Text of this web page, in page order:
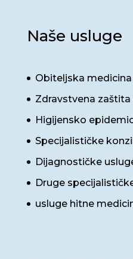
Naše usluge
Obiteljska medicina
Zdravstvena
Higijensko
Specijalističke
Dijagnostičke
Druge
usluge hitne